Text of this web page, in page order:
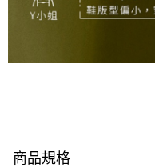
商品規格